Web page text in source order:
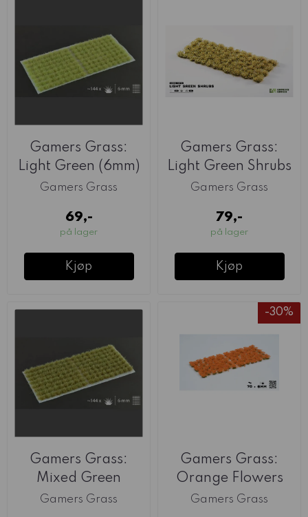
Gamers Grass:
Light Green (6mm)
Gamers Grass
69,-
på lager
Kjøp
Gamers Grass:
Light Green Shrubs
Gamers Grass
79,-
på lager
Kjøp
Gamers Grass:
Mixed Green
(6mm)
Gamers Grass
-30%
Gamers Grass:
Orange Flowers
Gamers Grass